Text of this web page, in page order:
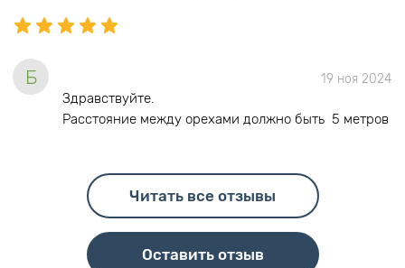
Б 19 ноя 2024
Здравствуйте.
Расстояние между орехами должно быть 5 метров
Читать все отзывы
Оставить отзыв